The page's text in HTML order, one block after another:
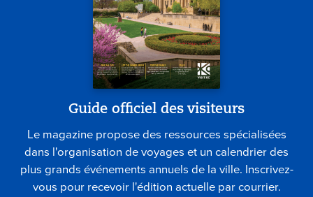
Guide officiel des visiteurs
Le magazine propose des ressources spécialisées
dans l'organisation de voyages et un calendrier des
plus grands événements annuels de la ville. Inscrivez-
vous pour recevoir l'édition actuelle par courrier.